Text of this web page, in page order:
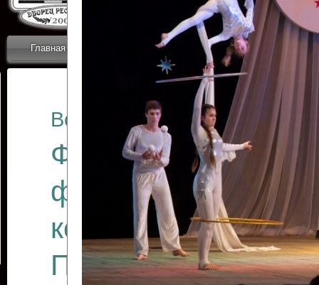
Главная Коллективы Новости
ОТЧЕТЫ ГКЦ
Все отчеты
Финал
фестиваля
коллективов
Приднестровского